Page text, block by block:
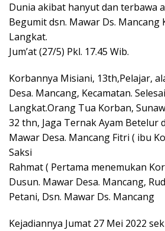
Dunia akibat hanyut dan terbawa
Begumit dsn. Mawar Ds. Mancang
Langkat.
Jum’at (27/5) Pkl. 17.45 Wib.
Korbannya Misiani, 13th,Pelajar,
Desa. Mancang, Kecamatan.
Langkat.Orang Tua Korban,
32 thn, Jaga Ternak Ayam Betelur
Mawar Desa. Mancang Fitri ( ibu
Saksi
Rahmat ( Pertama menemukan
Dusun. Mawar Desa. Mancang,
Petani, Dsn. Mawar Ds. Mancang
Kejadiannya Jumat 27 Mei 2022